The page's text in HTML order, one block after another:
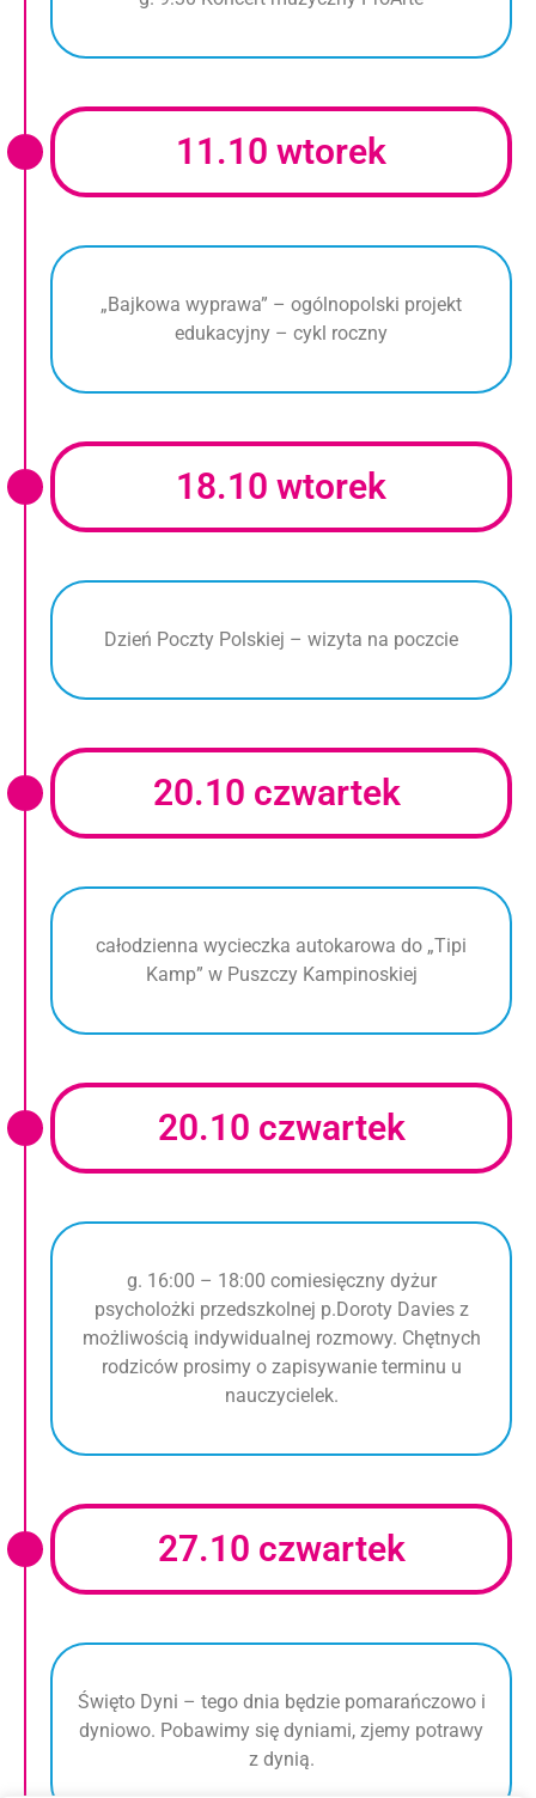
11.10 wtorek
„Bajkowa wyprawa” – ogólnopolski projekt
edukacyjny – cykl roczny
Dzień Poczty Polskiej – wizyta na poczcie
18.10 wtorek
20.10 czwartek
całodzienna wycieczka autokarowa do „Tipi
Kamp” w Puszczy Kampinoskiej
g. 16:00 – 18:00 comiesięczny dyżur
psycholożki przedszkolnej p.Doroty Davies z
możliwością indywidualnej rozmowy. Chętnych
rodziców prosimy o zapisywanie terminu u
nauczycielek.
20.10 czwartek
27.10 czwartek
Święto Dyni – tego dnia będzie pomarańczowo i
dyniowo. Pobawimy się dyniami, zjemy potrawy
z dynią.